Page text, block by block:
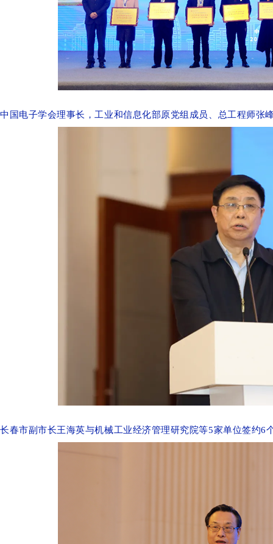
中国电子学会理事长，工业和信息化部原党组成员、总工程师张
长春市副市长王海英与机械工业经济管理研究院等5家单位签约6